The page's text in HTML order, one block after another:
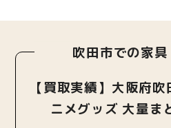
吹田市での家
【買取実績】大阪府
ニメグッズ 大量ま